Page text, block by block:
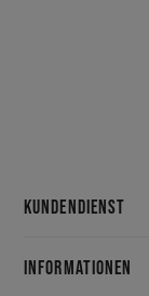
KUNDENDIENST
INFORMATIONEN